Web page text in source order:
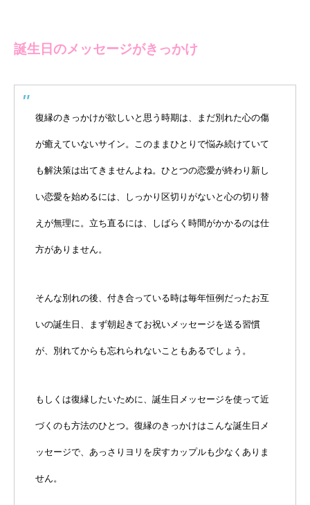
誕生日のメッセージがきっかけ
復縁のきっかけが欲しいと思う時期は、まだ別れた心の傷
が癒えていないサイン。このままひとりで悩み続けていて
も解決策は出てきませんよね。ひとつの恋愛が終わり新し
い恋愛を始めるには、しっかり区切りがないと心の切り替
えが無理に。立ち直るには、しばらく時間がかかるのは仕
方がありません。
そんな別れの後、付き合っている時は毎年恒例だったお互
いの誕生日、まず朝起きてお祝いメッセージを送る習慣
が、別れてからも忘れられないこともあるでしょう。
もしくは復縁したいために、誕生日メッセージを使って近
づくのも方法のひとつ。復縁のきっかけはこんな誕生日メ
ッセージで、あっさりヨリを戻すカップルも少なくありま
せん。